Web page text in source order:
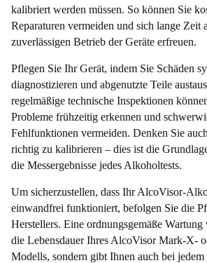
kalibriert werden müssen. So können Sie
Reparaturen vermeiden und sich lange Zeit
zuverlässigen Betrieb der Geräte erfreuen.
Pflegen Sie Ihr Gerät, indem Sie Schäden
diagnostizieren und abgenutzte Teile
regelmäßige technische Inspektionen
Probleme frühzeitig erkennen und
Fehlfunktionen vermeiden. Denken Sie
richtig zu kalibrieren – dies ist die
die Messergebnisse jedes Alkoholtests.
Um sicherzustellen, dass Ihr AlcoVisor-
einwandfrei funktioniert, befolgen Sie die
Herstellers. Eine ordnungsgemäße
die Lebensdauer Ihres AlcoVisor Mark-X-
Modells, sondern gibt Ihnen auch bei jedem